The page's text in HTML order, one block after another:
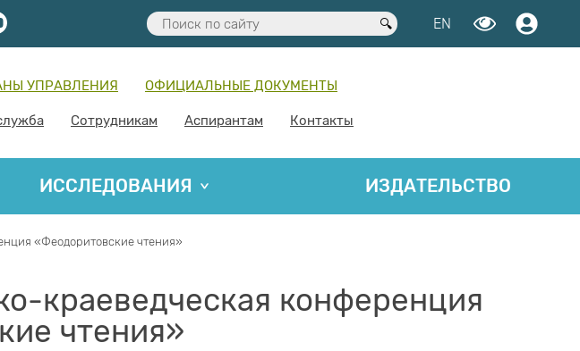
EN
УПРАВЛЕНИЯ ОФИЦИАЛЬНЫЕ ДОКУМЕНТЫ
Сотрудникам Аспирантам Контакты
ИССЛЕДОВАНИЯ ИЗДАТЕЛЬСТВО
«Феодоритовские чтения»
краеведческая конференция
чтения»